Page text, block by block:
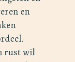
en
rust wil